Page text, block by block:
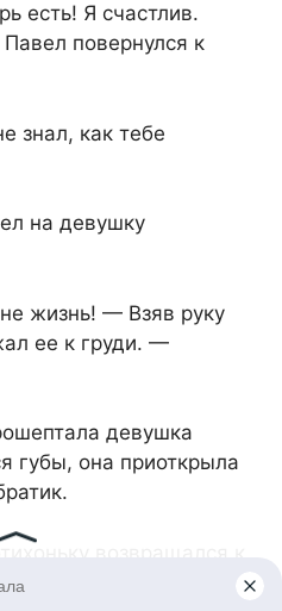
есть! Я счастлив.
повернулся к
знал, как тебе
на девушку
жизнь! — Взяв руку
ее к груди. —
девушка
губы, она приоткрыла
Врачи